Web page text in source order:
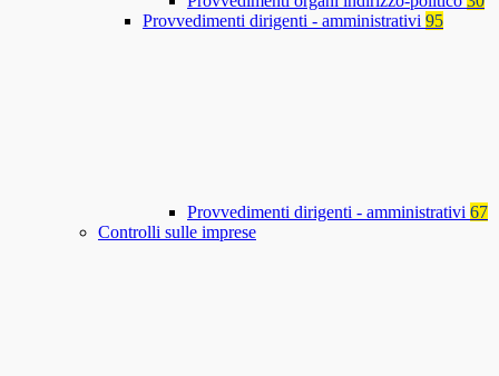
Provvedimenti dirigenti - amministrativi 95
Provvedimenti dirigenti - amministrativi 67
Controlli sulle imprese